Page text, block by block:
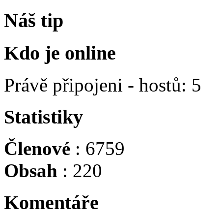
Náš tip
Kdo je online
Právě připojeni - hostů: 5
Statistiky
Členové : 6759
Obsah : 220
Komentáře